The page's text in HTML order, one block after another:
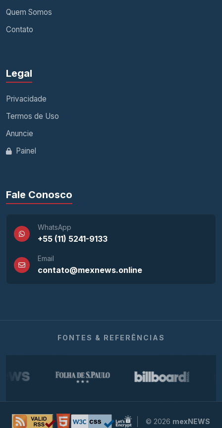
Quem Somos
Contato
Legal
Privacidade
Termos de Uso
Anuncie
Painel
Fale Conosco
WhatsApp
+55 (11) 5241-9133
Email
contato@mexnews.online
FONTES & REFERÊNCIAS
© 2026 mexNEWS